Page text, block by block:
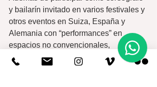
y bailarín invitado en varios festivales y
otros eventos en Suiza, España y
Alemania con “performances” en
espacios no convencionales,
inauguraciones de colectivos de arte,
bares, fiestas particulares y otros".